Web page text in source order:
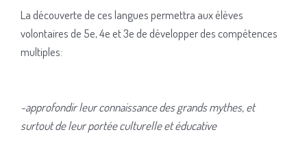
La découverte de ces langues permettra aux élèves
volontaires de 5e, 4e et 3e de développer des compétences
multiples:
-approfondir leur connaissance des grands mythes, et
surtout de leur portée culturelle etéducative